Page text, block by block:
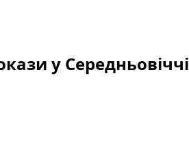
у Середньовіччі